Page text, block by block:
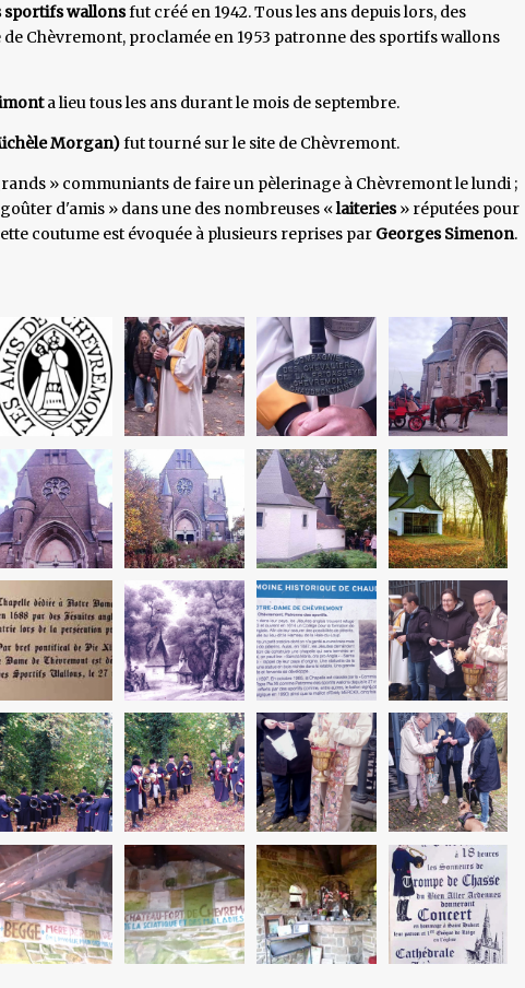
sportifs wallonsfut créé en 1942. Tous les ans depuis lors, des
Chèvremont, proclamée en 1953 patronne des sportifs wallons
a lieu tous les ans durant le mois de septembre.
Morgan)fut tourné sur le site de Chèvremont.
» communiants de faire un pèlerinage à Chèvremont le lundi ;
d'amis » dans une des nombreuses «laiteries» réputées pour
coutume est évoquée à plusieurs reprises par Georges Simenon.